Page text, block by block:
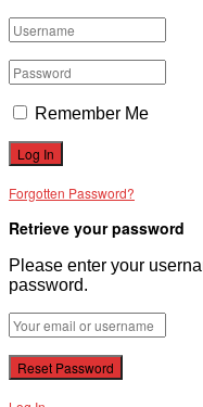
Remember Me
Forgotten Password?
Retrieve your password
Please enter your
password.